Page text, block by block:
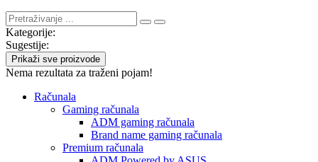
Kategorije:
Sugestije:
Prikaži sve proizvode
Nema rezultata za traženi pojam!
Računala
Gaming računala
ADM gaming računala
Brand name gaming računala
Premium računala